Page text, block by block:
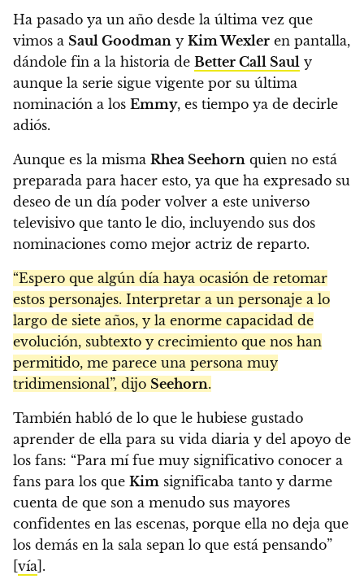
Ha pasado ya un año desde la última vez que
vimos a Saul Goodman y Kim Wexler en pantalla,
dándole fin a la historia de Better Call Saul y
aunque la serie sigue vigente por su última
nominación a los Emmy, es tiempo ya de decirle
adiós.
Aunque es la misma Rhea Seehorn quien no está
preparada para hacer esto, ya que ha expresado su
deseo de un día poder volver a este universo
televisivo que tanto le dio, incluyendo sus dos
nominaciones como mejor actriz de reparto.
“Espero que algún día haya ocasión de retomar
estos personajes. Interpretar a un personaje a lo
largo de siete años, y la enorme capacidad de
evolución, subtexto y crecimiento que nos han
permitido, me parece una persona muy
tridimensional”, dijo Seehorn.
También habló de lo que le hubiese gustado
aprender de ella para su vida diaria y del apoyo de
los fans: “Para mí fue muy significativo conocer a
fans para los que Kim significaba tanto y darme
cuenta de que son a menudo sus mayores
confidentes en las escenas, porque ella no deja que
los demás en la sala sepan lo que está pensando”
vía ].